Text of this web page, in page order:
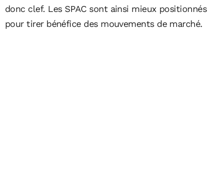
donc clef. Les SPAC sont ainsi mieux positionnés
pour tirer bénéfice des mouvements de marché.